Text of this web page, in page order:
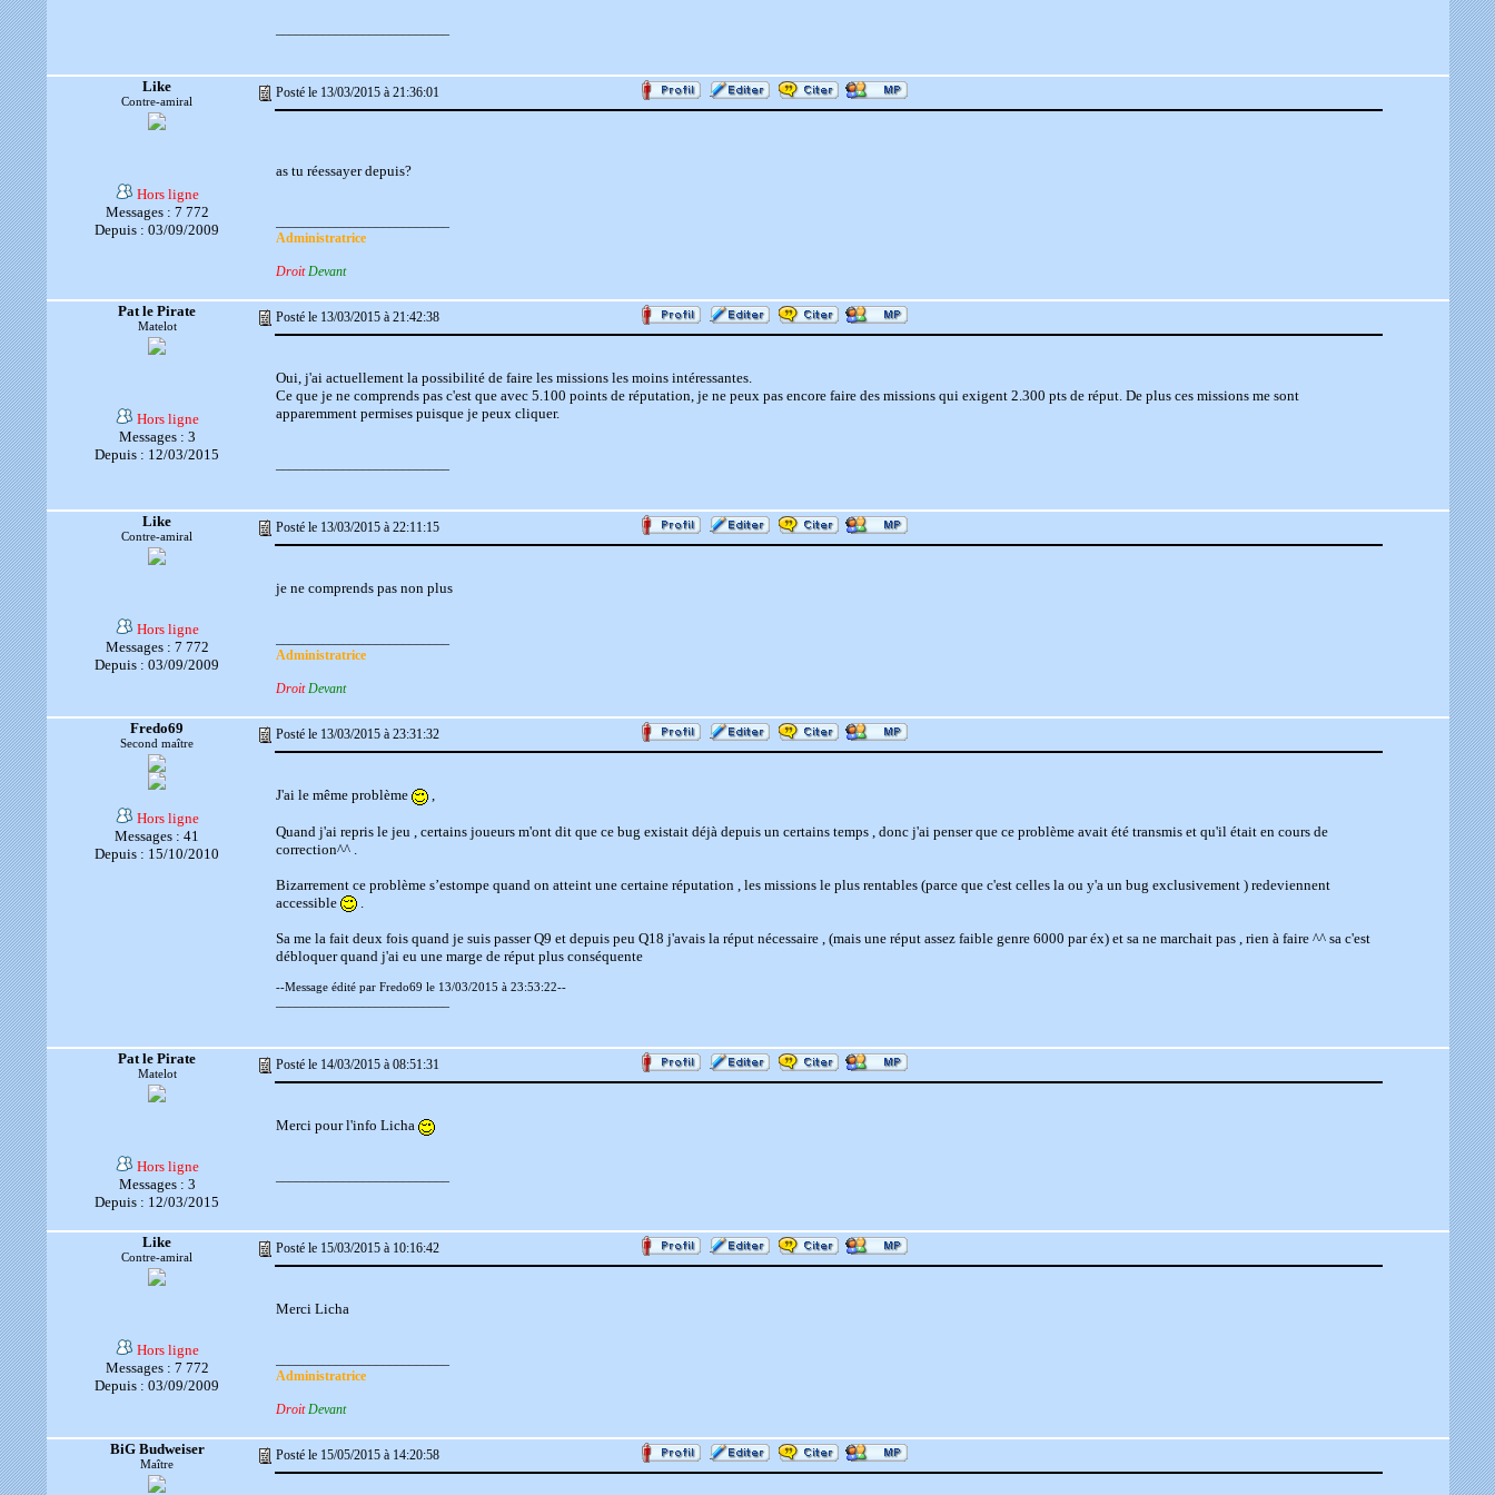
Like
Contre-amiral
Posté le 13/03/2015 à 21:36:01
Hors ligne
Messages : 7 772
Depuis : 03/09/2009
as tu réessayer depuis?
Administratrice
Droit Devant
Pat le Pirate
Matelot
Posté le 13/03/2015 à 21:42:38
Hors ligne
Messages : 3
Depuis : 12/03/2015
Oui, j'ai actuellement la possibilité de faire les missions les moins intéressantes.
Ce que je ne comprends pas c'est que avec 5.100 points de réputation, je ne peux pas encore faire des missions qui exigent 2.300 pts de réput. De plus ces missions me sont
apparemment permises puisque je peux cliquer.
Like
Contre-amiral
Posté le 13/03/2015 à 22:11:15
Hors ligne
Messages : 7 772
Depuis : 03/09/2009
je ne comprends pas non plus
Administratrice
Droit Devant
Fredo69
Second maître
Posté le 13/03/2015 à 23:31:32
Hors ligne
Messages : 41
Depuis : 15/10/2010
J'ai le même problème ,
Quand j'ai repris le jeu , certains joueurs m'ont dit que ce bug existait déjà depuis un certains temps , donc j'ai penser que ce problème avait été transmis et qu'il était en cours de
correction^^ .
Bizarrement ce problème s’estompe quand on atteint une certaine réputation , les missions le plus rentables (parce que c'est celles la ou y'a un bug exclusivement ) redeviennent
accessible
.
Sa me la fait deux fois quand je suis passer Q9 et depuis peu Q18 j'avais la réput nécessaire , (mais une réput assez faible genre 6000 par éx) et sa ne marchait pas , rien à faire ^^ sa c'est
débloquer quand j'ai eu une marge de réput plus conséquente
--Message édité par Fredo69 le 13/03/2015 à 23:53:22--
Pat le Pirate
Matelot
Posté le 14/03/2015 à 08:51:31
Hors ligne
Messages : 3
Depuis : 12/03/2015
Merci pour l'info Licha
Like
Contre-amiral
Posté le 15/03/2015 à 10:16:42
Hors ligne
Messages : 7 772
Depuis : 03/09/2009
Merci Licha
Administratrice
Droit Devant
BiG Budweiser
Maître
Posté le 15/05/2015 à 14:20:58